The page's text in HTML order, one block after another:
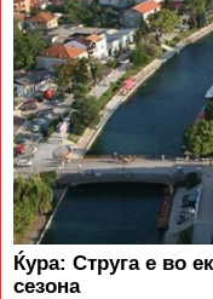
Ќура: Струга е во
сезона